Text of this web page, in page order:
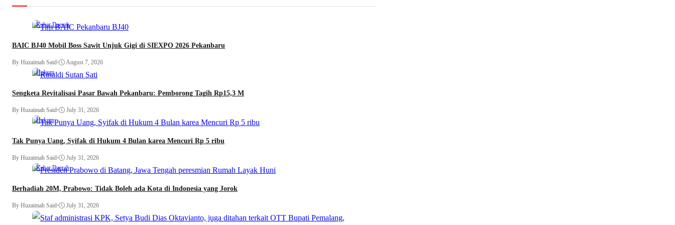
Kabar Daerah
BAIC BJ40 Mobil Boss Sawit Unjuk Gigi di SIEXPO 2026 Pekanbaru
By Huzaimah Said•
August 7, 2026
Hukum
Sengketa Revitalisasi Pasar Bawah Pekanbaru: Pemborong Tagih Rp15,3 M
By Huzaimah Said•
July 31, 2026
Hukum
Tak Punya Uang, Syifak di Hukum 4 Bulan karea Mencuri Rp 5 ribu
By Huzaimah Said•
July 31, 2026
Kabar Daerah
Berhadiah 20M, Prabowo: Tidak Boleh ada Kota di Indonesia yang Jorok
By Huzaimah Said• July 31, 2026